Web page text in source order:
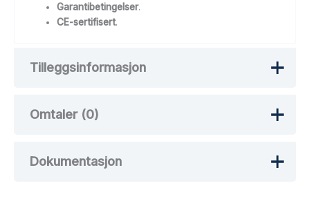
Garantibetingelser.
CE-sertifisert.
Tilleggsinformasjon
Vekt
Omtaler (0)
Det er ingen omtaler ennå.
Dokumentasjon